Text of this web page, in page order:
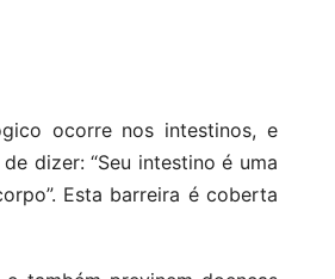
ocorre nos intestinos, e
dizer: “Seu intestino é uma
Esta barreira é coberta